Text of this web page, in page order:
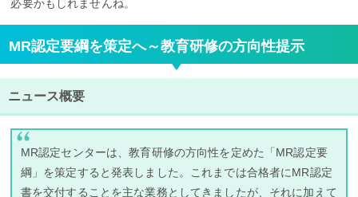
必要かもしれませんね。
MR認定要綱を策定へ～教育研修の方向性提示
ニュース概要
MR認定センターは、教育研修の方向性を定めた「MR認定要
綱」を策定すると発表しました。これまでは合格者にMR認定
書を交付することを主な業務としてきましたが、それに加えて